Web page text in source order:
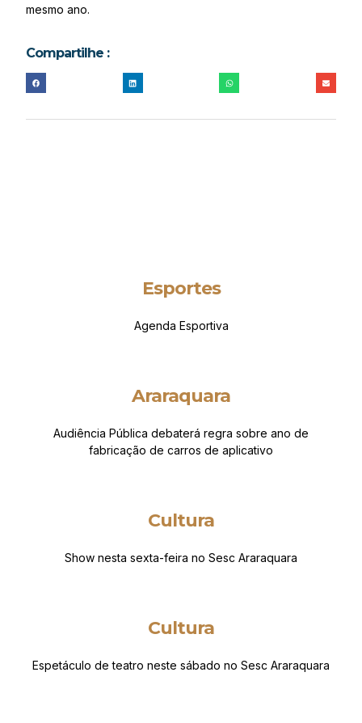
mesmo ano.
Compartilhe :
Esportes
Agenda Esportiva
Araraquara
Audiência Pública debaterá regra sobre ano de
fabricação de carros de aplicativo
Cultura
Show nesta sexta-feira no Sesc Araraquara
Cultura
Espetáculo de teatro neste sábado no Sesc Araraquara